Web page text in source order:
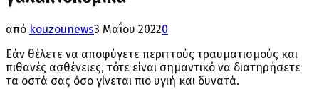
από kouzounews3 Μαΐου 20220
Εάν θέλετε να αποφύγετε περιττούς τραυματισμούς και
πιθανές ασθένειες, τότε είναι σημαντικό να διατηρήσετε
τα οστά σας όσο γίνεται πιο υγιή και δυνατά.